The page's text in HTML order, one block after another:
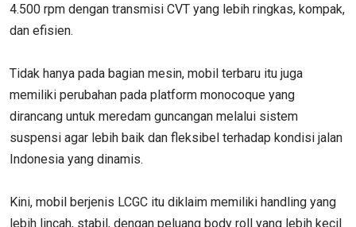
4.500 rpm dengan transmisi CVT yang lebih ringkas, kompak,
dan efisien.
Tidak hanya pada bagian mesin, mobil terbaru itu juga
memiliki perubahan pada platform monocoque yang
dirancang untuk meredam guncangan melalui sistem
suspensi agar lebih baik dan fleksibel terhadap kondisi jalan
Indonesia yang dinamis.
Kini, mobil berjenis LCGC itu diklaim memiliki handling yang
lebih lincah, stabil, dengan peluang body roll yang lebih kecil